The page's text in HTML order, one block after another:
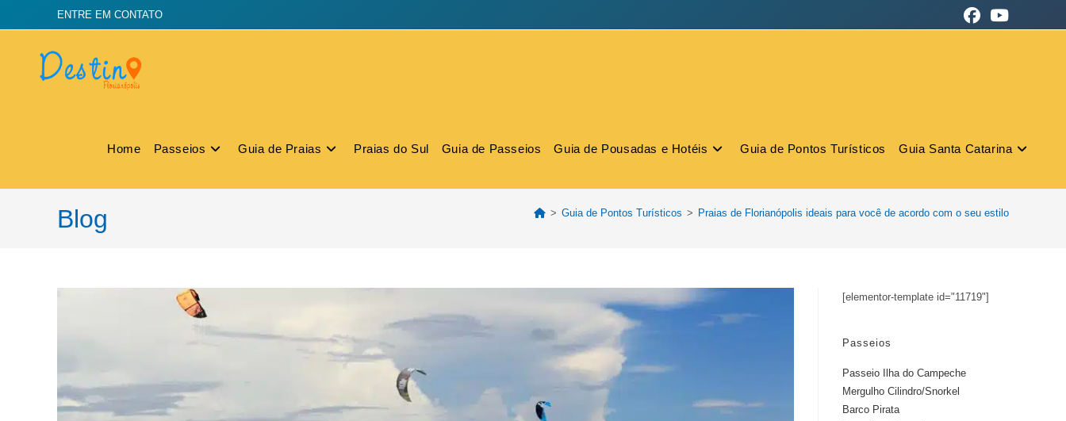
ENTRE EM CONTATO
Home Passeios Guia de Praias Praias do Sul Guia de Passeios Guia de Pousadas e Hotéis Guia de Pontos Turísticos Guia Santa Catarina
Blog > Guia de Pontos Turísticos > Praias de Florianópolis ideais para você de acordo com o seu estilo
[elementor-template id="11719"]
Passeios
Passeio Ilha do Campeche
Mergulho Cilindro/Snorkel
Barco Pirata